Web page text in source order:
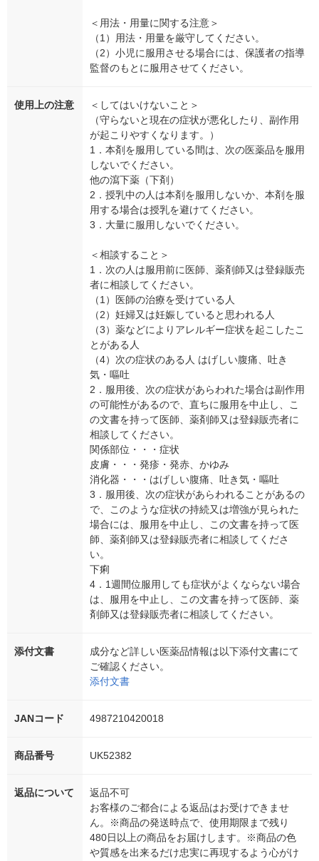
＜用法・用量に関する注意＞
（1）用法・用量を厳守してください。
（2）小児に服用させる場合には、保護者の指導
監督のもとに服用させてください。
使用上の注意
＜してはいけないこと＞
（守らないと現在の症状が悪化したり、副作用
が起こりやすくなります。）
1．本剤を服用している間は、次の医薬品を服用
しないでください。
他の瀉下薬（下剤）
2．授乳中の人は本剤を服用しないか、本剤を服
用する場合は授乳を避けてください。
3．大量に服用しないでください。
＜相談すること＞
1．次の人は服用前に医師、薬剤師又は登録販売
者に相談してください。
（1）医師の治療を受けている人
（2）妊婦又は妊娠していると思われる人
（3）薬などによりアレルギー症状を起こしたこ
とがある人
（4）次の症状のある人 はげしい腹痛、吐き
気・嘔吐
2．服用後、次の症状があらわれた場合は副作用
の可能性があるので、直ちに服用を中止し、こ
の文書を持って医師、薬剤師又は登録販売者に
相談してください。
関係部位・・・症状
皮膚・・・発疹・発赤、かゆみ
消化器・・・はげしい腹痛、吐き気・嘔吐
3．服用後、次の症状があらわれることがあるの
で、このような症状の持続又は増強が見られた
場合には、服用を中止し、この文書を持って医
師、薬剤師又は登録販売者に相談してくださ
い。
下痢
4．1週間位服用しても症状がよくならない場合
は、服用を中止し、この文書を持って医師、薬
剤師又は登録販売者に相談してください。
添付文書
成分など詳しい医薬品情報は以下添付文書にて
ご確認ください。
添付文書
JANコード 4987210420018
商品番号 UK52382
返品について
返品不可
お客様のご都合による返品はお受けできませ
ん。※商品の発送時点で、使用期限まで残り
480日以上の商品をお届けします。※商品の色
や質感を出来るだけ忠実に再現するよう心がけ